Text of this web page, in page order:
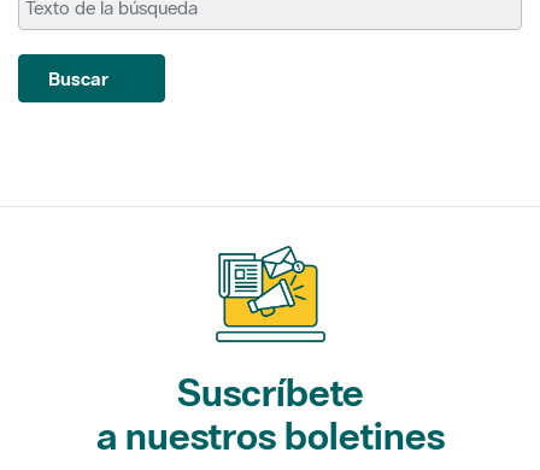
Buscar
Suscríbete
a nuestros boletines